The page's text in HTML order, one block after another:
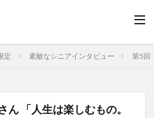
定 素敵なシニアインタビュー 第5
「人生は楽しむもの。